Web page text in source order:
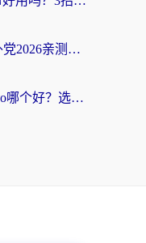
斧牛和OurPlay哪个好？海外党2026亲测：选对加速器，国内资源秒加载
海外党纠结Quickback和Kuyo哪个好？选对回国加速器才能无缝刷国内资源